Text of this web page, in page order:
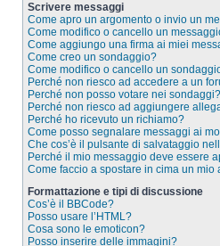
Scrivere messaggi
Come apro un argomento o invio un
Come modifico o cancello un
Come aggiungo una firma ai miei
Come creo un sondaggio?
Come modifico o cancello un
Perché non riesco ad accedere a un
Perché non posso votare nei sondaggi?
Perché non riesco ad aggiungere
Perché ho ricevuto un richiamo?
Come posso segnalare messaggi ai
Che cos’è il pulsante di salvataggio
Perché il mio messaggio deve essere
Come faccio a spostare in cima un mio
Formattazione e tipi di discussione
Cos’è il BBCode?
Posso usare l’HTML?
Cosa sono le emoticon?
Posso inserire delle immagini?